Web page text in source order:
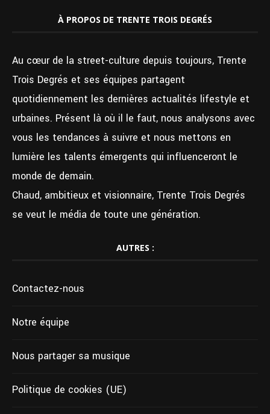
À PROPOS DE TRENTE TROIS DEGRÉS
Au cœur de la street-culture depuis toujours, Trente
Trois Degrés et ses équipes partagent
quotidiennement les dernières actualités lifestyle et
urbaines. Présent là où il le faut, nous analysons avec
vous les tendances à suivre et nous mettons en
lumière les talents émergents qui influenceront le
monde de demain.
Chaud, ambitieux et visionnaire, Trente Trois Degrés
se veut le média de toute une génération.
AUTRES :
Contactez-nous
Notre équipe
Nous partager sa musique
Politique de cookies (UE)